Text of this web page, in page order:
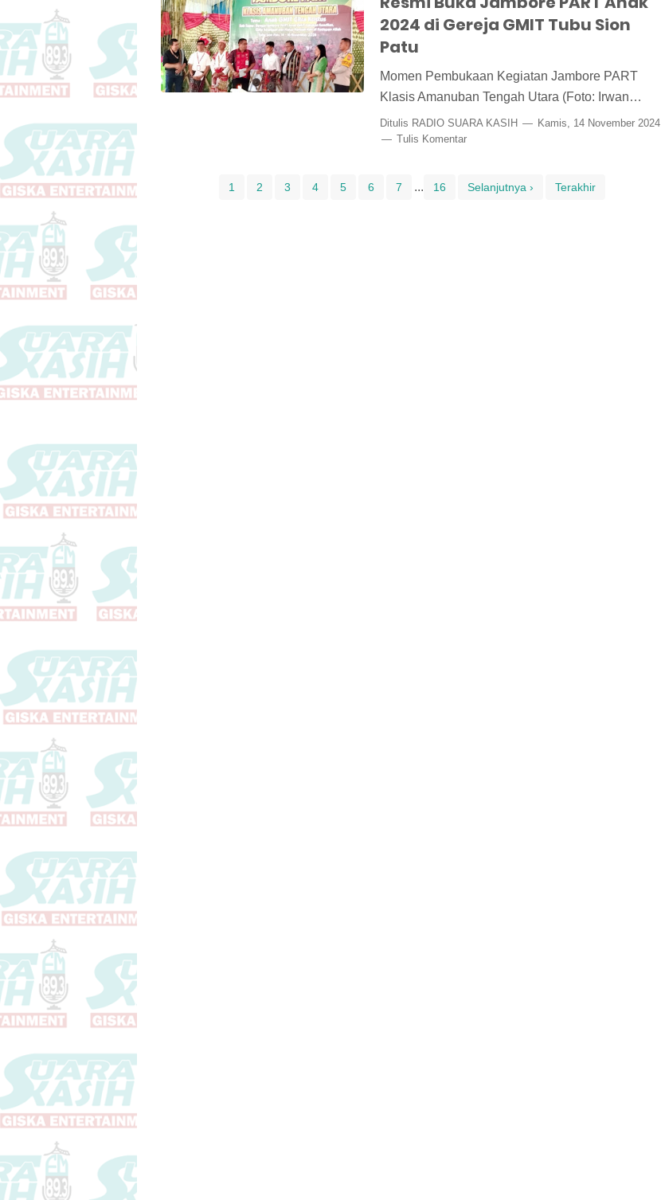
2024 di Gereja GMIT Tubu Sion
Patu
Momen Pembukaan Kegiatan Jambore PART
Klasis Amanuban Tengah Utara (Foto: Irwan…
Ditulis RADIO SUARA KASIH
Kamis, 14 November 2024
Tulis Komentar
1 2 3 4 5 6 7 ... 16 Selanjutnya › Terakhir